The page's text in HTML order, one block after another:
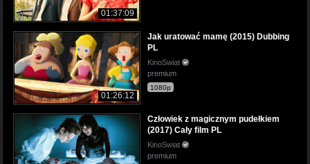
01:37:09
01:26:12
Jak uratować mamę (2015) Dubbing
PL
KinoSwiat
premium
1080p
Człowiek z magicznym pudełkiem
(2017) Cały film PL
KinoSwiat
premium